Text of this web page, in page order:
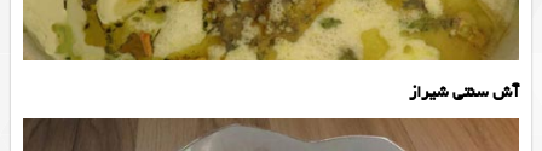
آش سنتی شیراز